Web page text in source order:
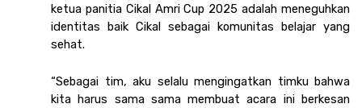
ketua panitia Cikal Amri Cup 2025 adalah meneguhkan
identitas baik Cikal sebagai komunitas belajar yang
sehat.
“Sebagai tim, aku selalu mengingatkan timku bahwa
kita harus sama sama membuat acara ini berkesan